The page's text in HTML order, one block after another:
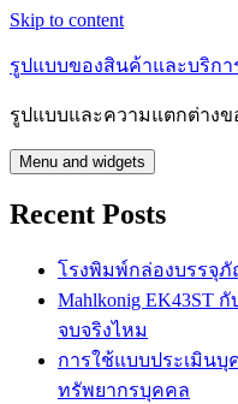
Skip to content
รูปแบบของสินค้าและบริกา
รูปแบบและความแตกต่าง
Menu and widgets
Recent Posts
โรงพิมพ์กล่องบรรจุ
Mahlkonig EK43ST
จบจริงไหม
การใช้แบบประเมิน
ทรัพยากรบุคคล